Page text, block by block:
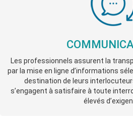
Les professionnels assurent la
par la mise en ligne d’informations
destination de leurs
s’engagent à satisfaire à toute
élevés